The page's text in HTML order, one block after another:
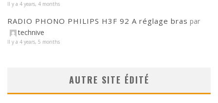
Il y a 4 years, 4 months
RADIO PHONO PHILIPS H3F 92 A réglage bras par
technive
Il y a 4 years, 5 months
AUTRE SITE ÉDITÉ